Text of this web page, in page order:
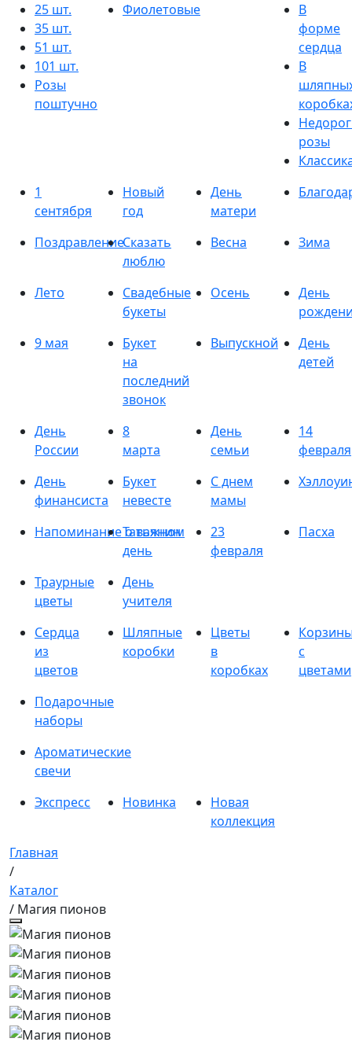
25 шт.
35 шт.
51 шт.
101 шт.
Розы
поштучно
Фиолетовые
В
форме
сердца
В
розы
1
сентября
Новый
год
День
матери
ПоздравлениеСказать
люблю
Весна Зима
Лето
Свадебные
букеты
Осень
День
9 мая
Букет
на
последний
звонок
Выпускной
День
детей
День
России
8
марта
День
семьи
14
февраля
День
финансиста
Букет
невесте
С днем
мамы
Напоминание о важном
Татьянин
день
23
февраля
Пасха
Траурные
цветы
День
учителя
Сердца
из
цветов
Шляпные
коробки
Цветы
в
коробках
с
цветами
Подарочные
наборы
Ароматические
свечи
Экспресс
Новинка
Новая
коллекция
Главная
/
Каталог
/ Магия пионов